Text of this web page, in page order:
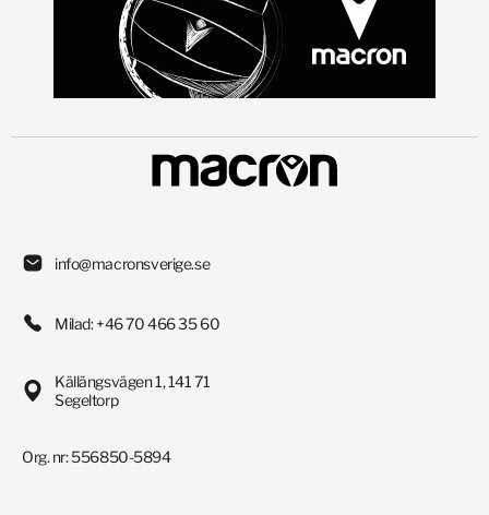
info@macronsverige.se
Milad: +46 70 466 35 60
Källängsvägen 1, 141 71
Segeltorp
Org. nr: 556850-5894